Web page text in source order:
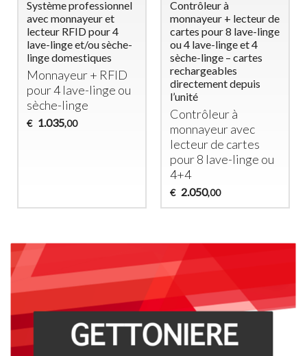
Système professionnel
avec monnayeur et
lecteur RFID pour 4
lave-linge et/ou sèche-
linge domestiques
Monnayeur + RFID
pour 4 lave-linge ou
sèche-linge
€ 1.035,00
Contrôleur à
monnayeur + lecteur de
cartes pour 8 lave-linge
ou 4 lave-linge et 4
sèche-linge – cartes
rechargeables
directement depuis
l’unité
Contrôleur à
monnayeur avec
lecteur de cartes
pour 8 lave-linge ou
4+4
€ 2.050,00